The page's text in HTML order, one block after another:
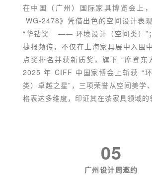
在中国（广州）国际家具博览会上
WG-2478》凭借出色的空间设计表
“华钻奖
—— 环境设计（空间类）”
捷报频传，不仅在上海家具展中入围
点奖排名并获新质奖，旗下 “摩登东
2025 年 CIFF 中国家博会上斩获 “
类）卓越之星”，三项荣誉从空间美学
格表达多维度，印证其在茶家具领域的
05
广州设计周邀约